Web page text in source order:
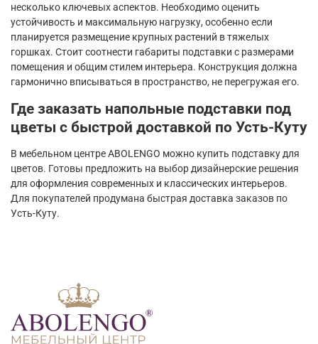
несколько ключевых аспектов. Необходимо оценить
устойчивость и максимальную нагрузку, особенно если
планируется размещение крупных растений в тяжелых
горшках. Стоит соотнести габариты подставки с размерами
помещения и общим стилем интерьера. Конструкция должна
гармонично вписываться в пространство, не перегружая его.
Где заказать напольные подставки под
цветы с быстрой доставкой по Усть-Куту
В мебельном центре ABOLENGO можно купить подставку для
цветов. Готовы предложить на выбор дизайнерские решения
для оформления современных и классических интерьеров.
Для покупателей продумана быстрая доставка заказов по
Усть-Куту.